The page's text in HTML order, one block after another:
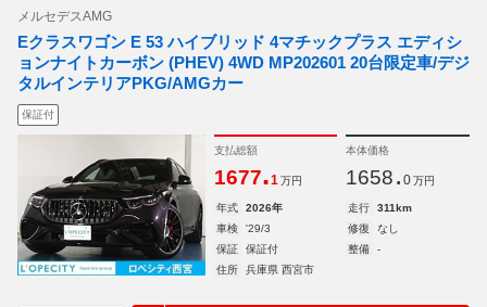
メルセデスAMG
Eクラスワゴン E 53 ハイブリッド 4マチックプラス エディシ
ョンナイトカーボン (PHEV) 4WD MP202601 20台限定車/デジ
タルインテリアPKG/AMGカー
保証付
支払総額
1677.1 万円
本体価格
1658. 0 万円
年式 2026年 走行
311km
車検
'29/3 修復
なし
保証
保証付 整備
-
住所
兵庫県 西宮市